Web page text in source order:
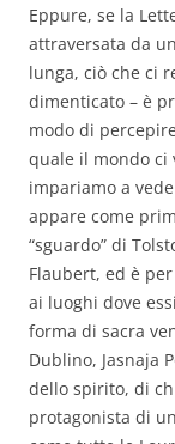
Eppure, se la
attraversata da
lunga, ciò che ci
dimenticato – è
modo di
quale il mondo ci
impariamo a
appare come
“sguardo” di
Flaubert, ed è
ai luoghi dove
forma di sacra
Dublino, Jasnaja
dello spirito, di
protagonista di